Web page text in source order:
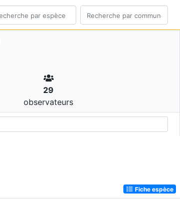
29
observateurs
Fiche espèce